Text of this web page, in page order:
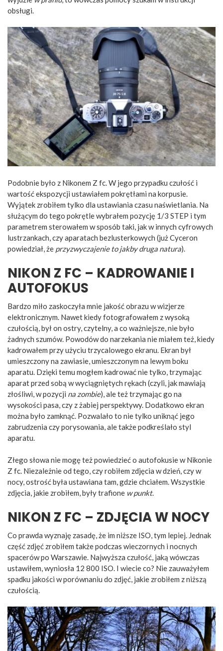
obsługi.
Podobnie było z Nikonem Z fc. W jego przypadku czułość i
wartość ekspozycji ustawiałem pokrętłami na korpusie.
Wyjątek zrobiłem tylko dla ustawiania czasu naświetlania. Na
służącym do tego pokrętle wybrałem pozycję 1/3 STEP i tym
parametrem sterowałem w sposób taki, jak w innych cyfrowych
lustrzankach, czy aparatach bezlusterkowych (już Cyceron
powiedział, że przyzwyczajenie to jakby druga natura).
NIKON Z FC – KADROWANIE I
AUTOFOKUS
Bardzo miło zaskoczyła mnie jakość obrazu w wizjerze
elektronicznym. Nawet kiedy fotografowałem z wysoką
czułością, był on ostry, czytelny, a co ważniejsze, nie było
żadnych szumów. Powodów do narzekania nie miałem też, kiedy
kadrowałem przy użyciu trzycalowego ekranu. Ekran był
umieszczony na zawiasie, umieszczonym na lewym boku
aparatu. Dzięki temu mogłem kadrować nie tylko, trzymając
aparat przed sobą w wyciągniętych rękach (czyli, jak mawiają
złośliwi, w pozycji na zombie), ale też trzymając go na
wysokości pasa, czy z żabiej perspektywy. Dodatkowo ekran
można było zamknąć. Pozwalało to nie tylko uniknąć jego
zabrudzenia czy porysowania, ale także podkreślało styl
aparatu.
Złego słowa nie mogę też powiedzieć o autofokusie w Nikonie
Z fc. Niezależnie od tego, czy robiłem zdjęcia w dzień, czy w
nocy, ostrość była ustawiana tam, gdzie chciałem. Wszystkie
zdjęcia, jakie zrobiłem, były trafione w punkt.
NIKON Z FC – ZDJĘCIA W NOCY
Co prawda wyznaję zasadę, że im niższe ISO, tym lepiej. Jednak
część zdjęć zrobiłem także podczas wieczornych i nocnych
spacerów po Warszawie. Najwyższa czułość, jaką wówczas
ustawiłem, wyniosła 12 800 ISO. I wiecie co? Nie zauważyłem
spadku jakości w porównaniu do zdjęć, jakie zrobiłem z niższą
czułością.